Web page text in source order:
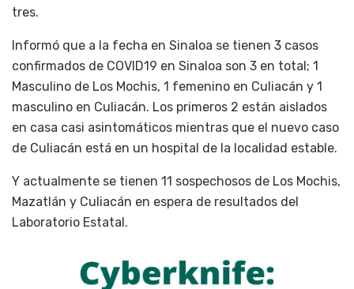
tres.
Informó que a la fecha en Sinaloa se tienen 3 casos
confirmados de COVID19 en Sinaloa son 3 en total; 1
Masculino de Los Mochis, 1 femenino en Culiacán y 1
masculino en Culiacán. Los primeros 2 están aislados
en casa casi asintomáticos mientras que el nuevo caso
de Culiacán está en un hospital de la localidad estable.
Y actualmente se tienen 11 sospechosos de Los Mochis,
Mazatlán y Culiacán en espera de resultados del
Laboratorio Estatal.